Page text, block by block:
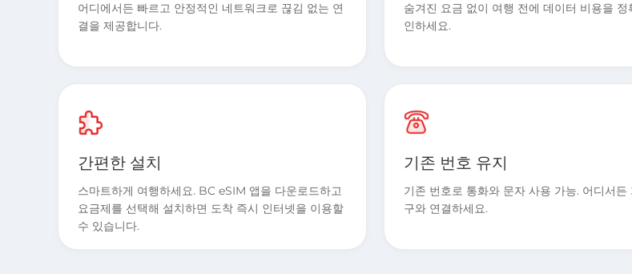
어디에서든 빠르고 안정적인 네트워크로 끊김 없는 연
결을 제공합니다.
숨겨진 요금 없이 여행 전에 데이터 비용을 정
인하세요.
간편한 설치
스마트하게 여행하세요. BC eSIM 앱을 다운로드하고
요금제를 선택해 설치하면 도착 즉시 인터넷을 이용할
수 있습니다.
기존 번호 유지
기존 번호로 통화와 문자 사용 가능. 어디서든
구와 연결하세요.